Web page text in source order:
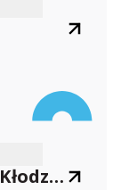
Klub Młodego Odkrywcy w Kłodzku